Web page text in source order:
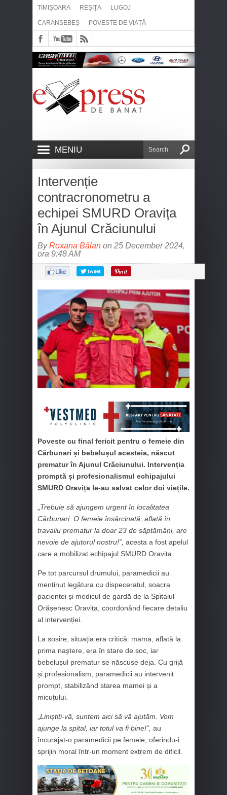
TIMIȘOARA REȘIȚA LUGOJ
CARANSEBEȘ POVESTE DE VIAȚĂ
MENIU
Intervenție
contracronometru a
echipei SMURD Oravița
în Ajunul Crăciunului
ByRoxana Bălan on 25 December 2024,
ora 9:48 AM
Poveste cu final fericit pentru o femeie din
Cărbunari și bebelușul acesteia, născut
prematur în Ajunul Crăciunului. Intervenția
promptă și profesionalismul echipajului
SMURD Oravița le-au salvat celor doi viețile.
Trebuie să ajungem urgent în localitatea
Cărbunari. O femeie însărcinată, aflată în
travaliu prematur la doar 23 de săptămâni, are
nevoie de ajutorul nostru!”, acesta a fost apelul
care a mobilizat echipajul SMURD Oravița.
Pe tot parcursul drumului, paramedicii au
menținut legătura cu dispeceratul, soacra
pacientei și medicul de gardă de la Spitalul
Orășenesc Oravița, coordonând fiecare detaliu
al intervenției.
La sosire, situația era critică: mama, aflată la
prima naștere, era în stare de șoc, iar
bebelușul prematur se născuse deja. Cu grijă
și profesionalism, paramedicii au intervenit
prompt, stabilizând starea mamei și a
micuțului.
Liniștiți-vă, suntem aici să vă ajutăm. Vom
ajunge la spital, iar totul va fi bine!”, au
încurajat-o paramedicii pe femeie, oferindu-i
sprijin moral într-un moment extrem de dificil.